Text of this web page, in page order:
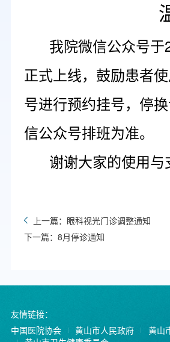
我院微信公众号于
正式上线，鼓励患者
号进行预约挂号，停
信公众号排班为准。
谢谢大家的使用与
上一篇：眼科视光门诊调整通知
下一篇：8月停诊通知
友情链接：
中国医院协会
黄山市人民政府
黄山